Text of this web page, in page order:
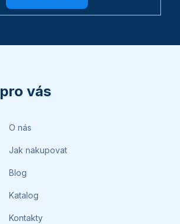
vás
O nás
Jak nakupovat
Blog
Katalog
Kontakty